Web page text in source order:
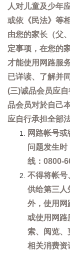
人对儿童及少年
或依《民法》等
由您的家长（父
定事项，在您的
才能使用网路服
已详读、了解并
(三)诚品会员应
品会员对於自己
应自行承担全部
网路帐号
问题发生
线：0800-
不得将帐号
供给第三人
外，使用网
或使用网路
索、阅览、
相关消费资